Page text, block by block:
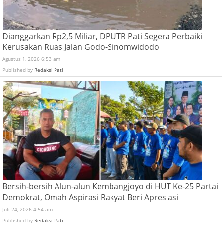
Dianggarkan Rp2,5 Miliar, DPUTR Pati Segera Perbaiki
Kerusakan Ruas Jalan Godo-Sinomwidodo
Agustus 1, 2026 6:53 am
Published by Redaksi Pati
Bersih-bersih Alun-alun Kembangjoyo di HUT Ke-25 Partai
Demokrat, Omah Aspirasi Rakyat Beri Apresiasi
Juli 24, 2026 4:54 am
Published by Redaksi Pati